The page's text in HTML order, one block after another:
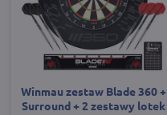
Winmau zestaw Blade 360 +
Surround + 2 zestawy lotek